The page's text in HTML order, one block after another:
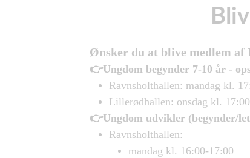
Ønsker du at blive medlem
👉Ungdom begynder 7-10 år -
Ravnsholthallen: mandag kl.
Lillerødhallen: onsdag kl.
👉Ungdom udvikler (begynder/
Ravnsholthallen:
mandag kl. 16:00-17:00